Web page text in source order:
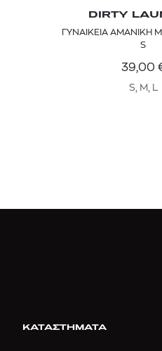
DIRTY
ΓΥΝΑΙΚΕΙΑ ΑΜΑΝΙΚΗ
S
39,00
S, M, L
ΚΑΤΑΣΤΗΜΑΤΑ